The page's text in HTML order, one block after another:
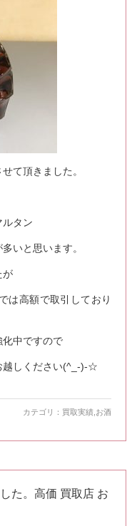
て頂きました。
ルタン
いと思います。
が
は高額で取引しており
中ですので
越しください(^_-)-☆
カテゴリ： 買取実績,お酒
た。高価 買取店 お